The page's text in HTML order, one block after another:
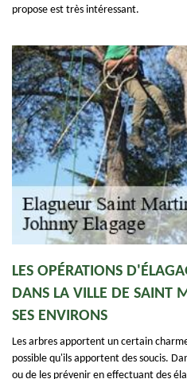
propose est très intéressant.
LES OPÉRATIONS
DANS LA VILLE DE SAINT
SES ENVIRONS
Les arbres apportent un certain
possible qu'ils apportent des soucis.
ou de les prévenir en effectuant des